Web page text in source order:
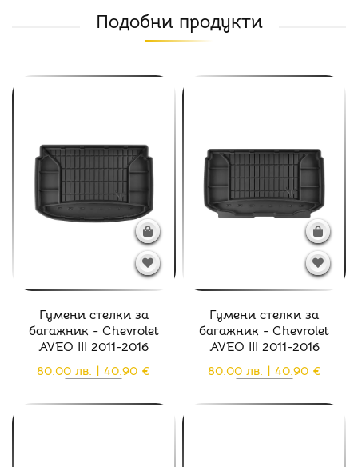
Подобни продукти
Гумени стелки за
багажник - Chevrolet
AVEO III 2011-2016
80.00 лв. | 40.90 €
Гумени стелки за
багажник - Chevrolet
AVEO III 2011-2016
80.00 лв. | 40.90 €